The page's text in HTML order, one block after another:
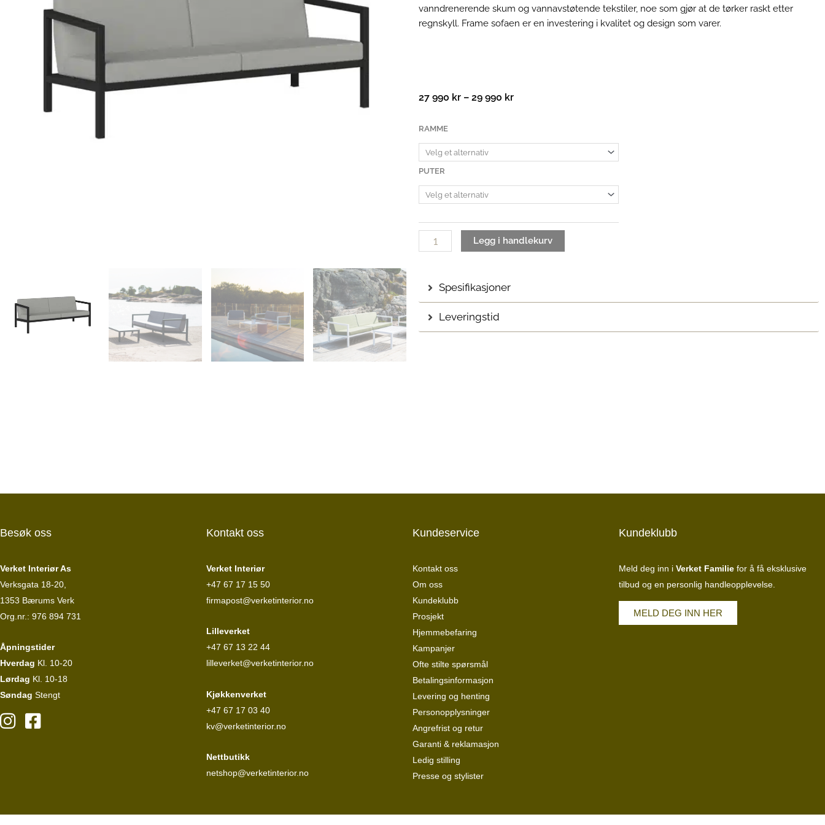
vanndrenerende skum og vannavstøtende tekstiler, noe som gjør at de tørker raskt etter
regnskyll. Frame sofaen er en investering i kvalitet og design som varer.
27 990 kr – 29 990 krPrisområde:
til
RAMME
PUTER
Frame
2,5
seter
sofa
antall
Legg i handlekurv
Spesifikasjoner
Leveringstid
Besøk oss
Verket Interiør As
Verksgata 18-20,
1353 Bærums Verk
Org.nr.: 976 894 731
Åpningstider
Hverdag Kl. 10-20
Lørdag Kl. 10-18
Søndag Stengt
Kontakt oss
Verket Interiør
+47 67 17 15 50
firmapost@verketinterior.no
Lilleverket
+47 67 13 22 44
lilleverket@verketinterior.no
Kjøkkenverket
+47 67 17 03 40
kv@verketinterior.no
Nettbutikk
netshop@verketinterior.no
Kundeservice
Kontakt oss
Om oss
Kundeklubb
Prosjekt
Hjemmebefaring
Kampanjer
Ofte stilte spørsmål
Betalingsinformasjon
Levering og henting
Personopplysninger
Angrefrist og retur
Garanti & reklamasjon
Ledig stilling
Presse og stylister
Kundeklubb
Meld deg inn i Verket Familie for å få eksklusive
tilbud og en personlig handleopplevelse.
MELD DEG INN HER